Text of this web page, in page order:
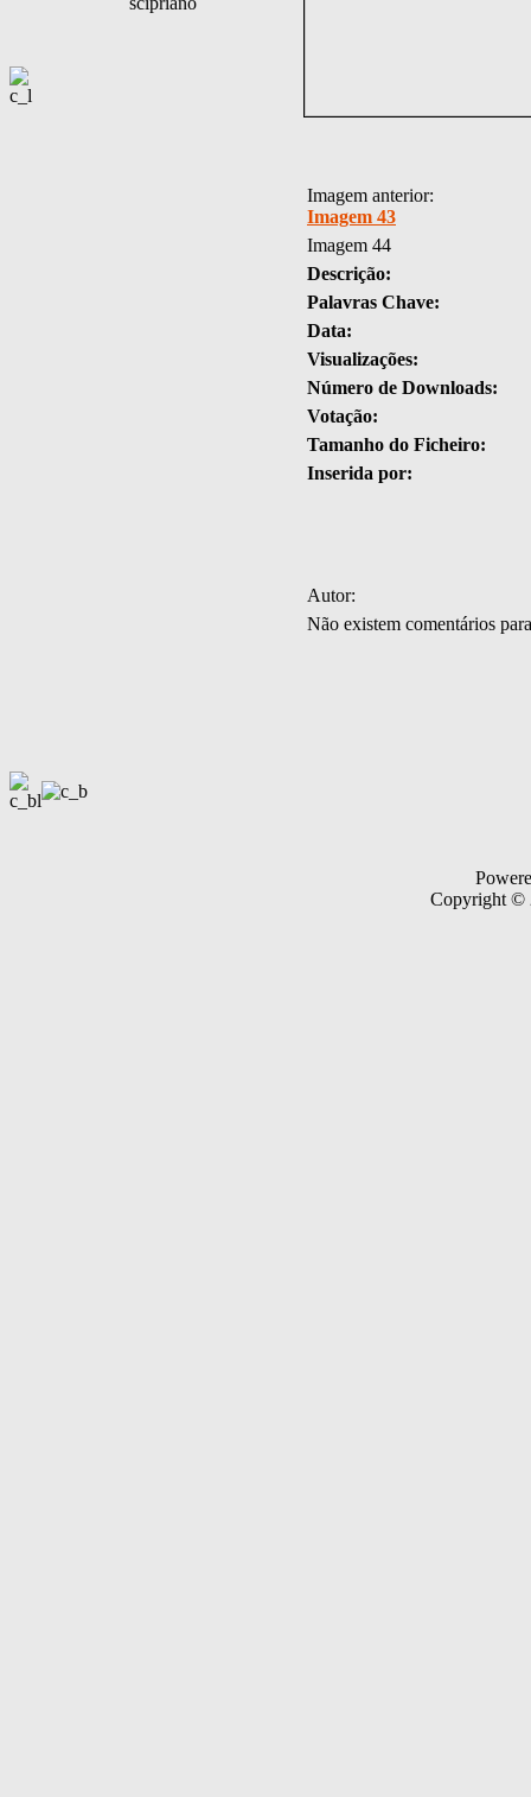
Imagem anterior:
Imagem 43
Imagem 44
Descrição:
Palavras Chave:
Data:
Visualizações:
Número de Downloads:
Votação:
Tamanho do Ficheiro:
Inserida por:
Autor:
Não existem comentários
Copyright ©